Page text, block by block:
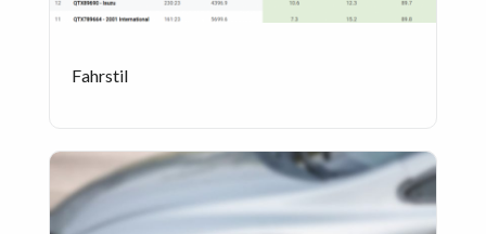
Fahrstil